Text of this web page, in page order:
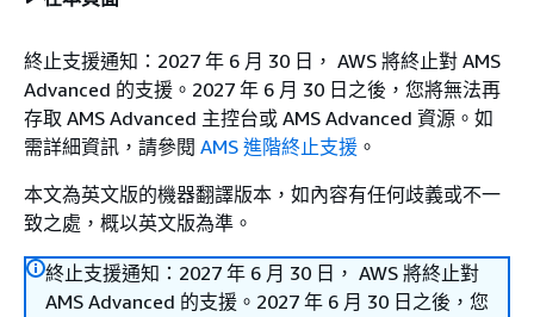
終止支援通知：2027 年 6 月 30 日， AWS 將終止對 AMS
Advanced 的支援。2027 年 6 月 30 日之後，您將無法再
存取 AMS Advanced 主控台或 AMS Advanced 資源。如
需詳細資訊，請參閱 AMS 進階終止支援 。
本文為英文版的機器翻譯版本，如內容有任何歧義或不一
致之處，概以英文版為準。
終止支援通知：2027 年 6 月 30 日， AWS 將終止對
AMS Advanced 的支援。2027 年 6 月 30 日之後，您